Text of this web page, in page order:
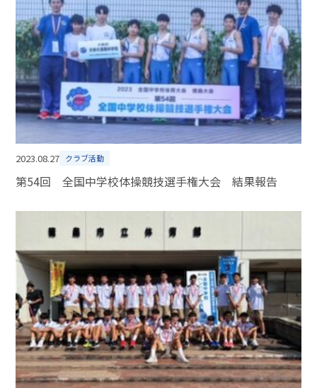
2023.08.27 クラブ活動
第54回 全国中学校体操競技選手権大会 結果報告